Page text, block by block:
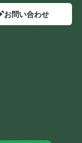
お問い合わせ